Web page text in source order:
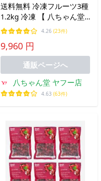
送料無料 冷凍フルーツ3種
1.2kg 冷凍 【 八ちゃん堂
お試し フルーツ セット 】
あまおう むかん 冷凍みか
ん お中元
4.26 (23件)
9,960 円
通販ページへ
八ちゃん堂 ヤフー店
4.63 (63件)